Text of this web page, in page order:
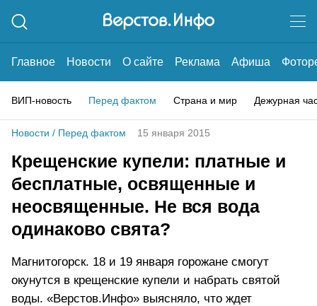
Главное Новости О сайте Реклама Афиша
ВИП-новость Перед фактом Страна и мир Дежурная
Новости / Перед фактом 15 января 2015
Крещенские купели: платные и
бесплатные, освященные и
неосвященные. Не вся вода
одинаково свята?
Магнитогорск. 18 и 19 января горожане смогут
окунутся в крещенские купели и набрать святой
воды. «Верстов.Инфо» выясняло, что ждет